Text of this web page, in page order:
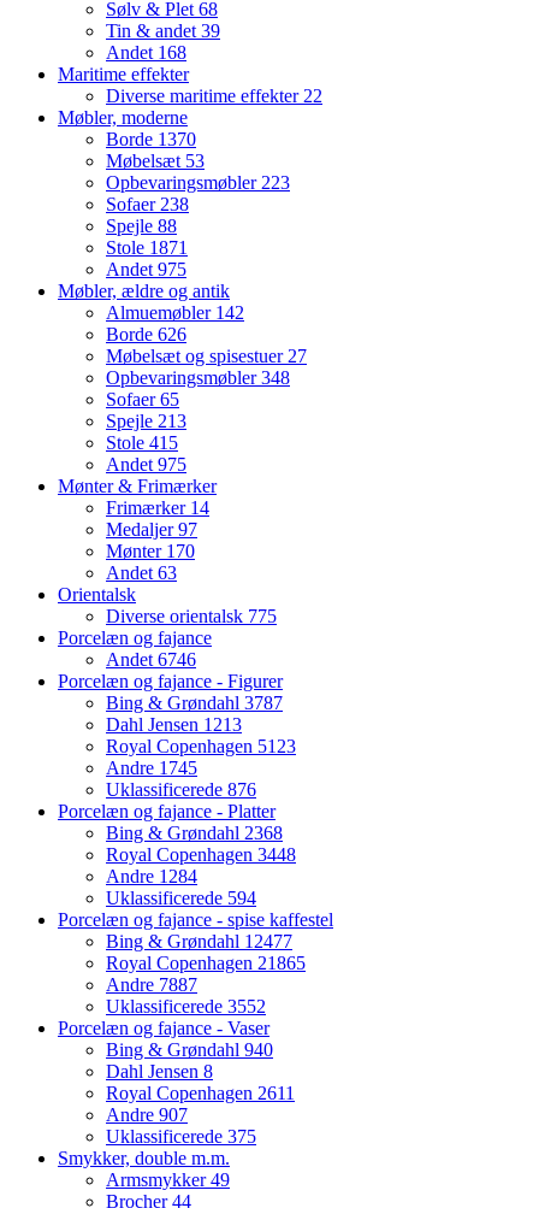
Sølv & Plet 68
Tin & andet 39
Andet 168
Maritime effekter
Diverse maritime effekter 22
Møbler, moderne
Borde 1370
Møbelsæt 53
Opbevaringsmøbler 223
Sofaer 238
Spejle 88
Stole 1871
Andet 975
Møbler, ældre og antik
Almuemøbler 142
Borde 626
Møbelsæt og spisestuer 27
Opbevaringsmøbler348
Sofaer65
Spejle 213
Stole 415
Andet 975
Mønter & Frimærker
Frimærker 14
Medaljer97
Mønter 170
Andet 63
Orientalsk
Diverse orientalsk 775
Porcelæn og fajance
Andet 6746
Porcelæn og fajance - Figurer
Bing & Grøndahl 3787
Dahl Jensen 1213
Royal Copenhagen 5123
Andre 1745
Uklassificerede 876
Porcelæn og fajance - Platter
Bing & Grøndahl 2368
Royal Copenhagen 3448
Andre 1284
Uklassificerede 594
Porcelæn og fajance - spise kaffestel
Bing & Grøndahl 12477
Royal Copenhagen 21865
Andre 7887
Uklassificerede 3552
Porcelæn og fajance - Vaser
Bing & Grøndahl 940
Dahl Jensen 8
Royal Copenhagen 2611
Andre 907
Uklassificerede 375
Smykker, double m.m.
Armsmykker49
Brocher44